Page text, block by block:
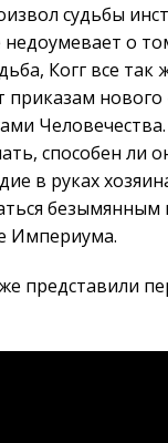
судьбы
о
Когг все так
приказам нового
способен ли
в руках
Империума.
представили